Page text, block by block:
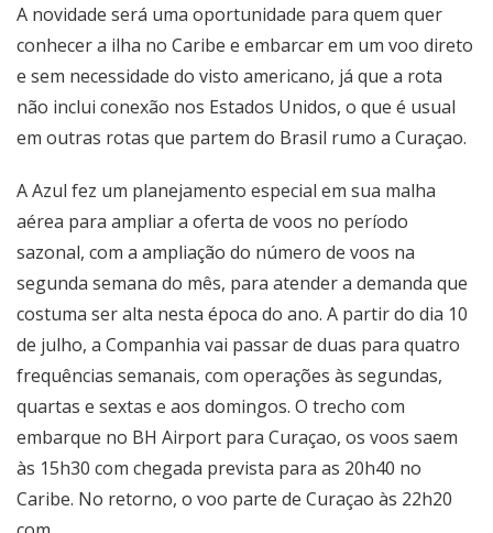
A novidade será uma oportunidade para quem quer
conhecer a ilha no Caribe e embarcar em um voo direto
e sem necessidade do visto americano, já que a rota
não inclui conexão nos Estados Unidos, o que é usual
em outras rotas que partem do Brasil rumo a Curaçao.
A Azul fez um planejamento especial em sua malha
aérea para ampliar a oferta de voos no período
sazonal, com a ampliação do número de voos na
segunda semana do mês, para atender a demanda que
costuma ser alta nesta época do ano. A partir do dia 10
de julho, a Companhia vai passar de duas para quatro
frequências semanais, com operações às segundas,
quartas e sextas e aos domingos. O trecho com
embarque no BH Airport para Curaçao, os voos saem
às 15h30 com chegada prevista para as 20h40 no
Caribe. No retorno, o voo parte de Curaçao às 22h20